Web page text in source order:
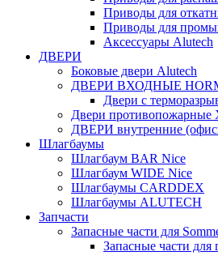
Приводы для
Приводы для
Аксессуары Alutech
ДВЕРИ
Боковые двери Alutech
ДВЕРИ ВХОДНЫЕ
Двери с
Двери противопожарные
ДВЕРИ внутренние
Шлагбаумы
Шлагбаум BAR Nice
Шлагбаум WIDE Nice
Шлагбаумы CARDDEX
Шлагбаумы ALUTECH
Запчасти
Запасные части для
Запасные части